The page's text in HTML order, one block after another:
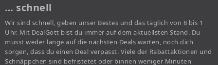
… schnell
Wir sind schnell, geben unser Bestes und das täglich von 8 bis 1
Uhr. Mit DealGott bist du immer auf dem aktuellsten Stand. Du
musst weder lange auf die nächsten Deals warten, noch dich
sorgen, dass du einen Deal verpasst. Viele der Rabattaktionen und
Schnäppchen sind befristetet oder binnen weniger Minuten